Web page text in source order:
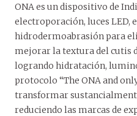
ONA es un dispositivo de
electroporación, luces LED,
hidrodermoabrasión para
mejorar la textura del cutis
logrando hidratación,
protocolo “The ONA and
transformar
reduciendo las marcas de